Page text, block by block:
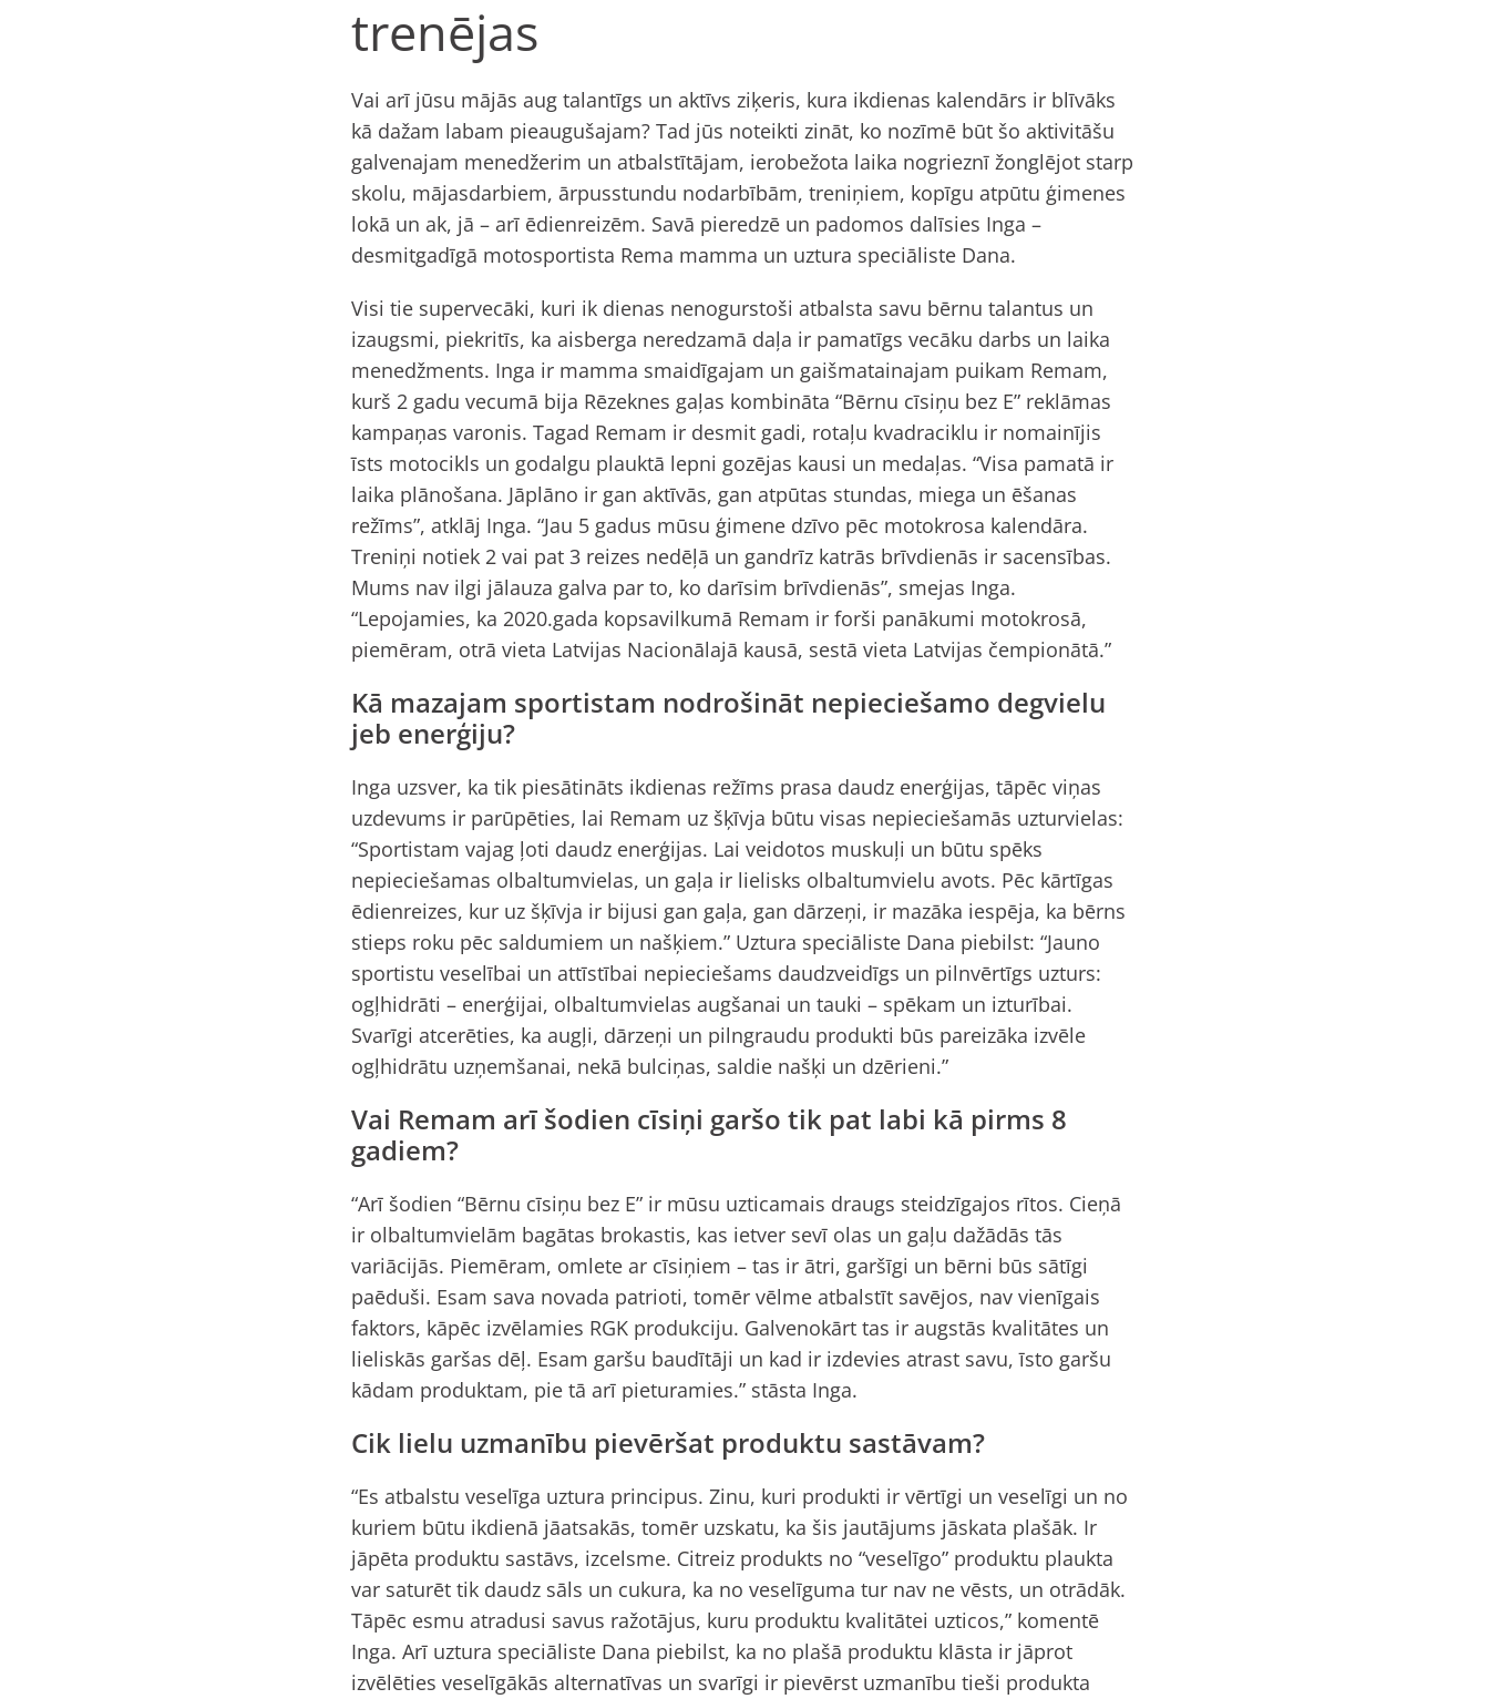
trenējas
Vai arī jūsu mājās aug talantīgs un aktīvs ziķeris, kura ikdienas kalendārs ir blīvāks
kā dažam labam pieaugušajam? Tad jūs noteikti zināt, ko nozīmē būt šo aktivitāšu
galvenajam menedžerim un atbalstītājam, ierobežota laika nogrieznī žonglējot starp
skolu, mājasdarbiem, ārpusstundu nodarbībām, treniņiem, kopīgu atpūtu ģimenes
lokā un ak, jā – arī ēdienreizēm. Savā pieredzē un padomos dalīsies Inga –
desmitgadīgā motosportista Rema mamma un uztura speciāliste Dana.
Visi tie supervecāki, kuri ik dienas nenogurstoši atbalsta savu bērnu talantus un
izaugsmi, piekritīs, ka aisberga neredzamā daļa ir pamatīgs vecāku darbs un laika
menedžments. Inga ir mamma smaidīgajam un gaišmatainajam puikam Remam,
kurš 2 gadu vecumā bija Rēzeknes gaļas kombināta “Bērnu cīsiņu bez E” reklāmas
kampaņas varonis. Tagad Remam ir desmit gadi, rotaļu kvadraciklu ir nomainījis
īsts motocikls un godalgu plauktā lepni gozējas kausi un medaļas. “Visa pamatā ir
laika plānošana. Jāplāno ir gan aktīvās, gan atpūtas stundas, miega un ēšanas
režīms”, atklāj Inga. “Jau 5 gadus mūsu ģimene dzīvo pēc motokrosa kalendāra.
Treniņi notiek 2 vai pat 3 reizes nedēļā un gandrīz katrās brīvdienās ir sacensības.
Mums nav ilgi jālauza galva par to, ko darīsim brīvdienās”, smejas Inga.
“Lepojamies, ka 2020.gada kopsavilkumā Remam ir forši panākumi motokrosā,
piemēram, otrā vieta Latvijas Nacionālajā kausā, sestā vieta Latvijas čempionātā.”
Kā mazajam sportistam nodrošināt nepieciešamo degvielu
jeb enerģiju?
Inga uzsver, ka tik piesātināts ikdienas režīms prasa daudz enerģijas, tāpēc viņas
uzdevums ir parūpēties, lai Remam uz šķīvja būtu visas nepieciešamās uzturvielas:
“Sportistam vajag ļoti daudz enerģijas. Lai veidotos muskuļi un būtu spēks
nepieciešamas olbaltumvielas, un gaļa ir lielisks olbaltumvielu avots. Pēc kārtīgas
ēdienreizes, kur uz šķīvja ir bijusi gan gaļa, gan dārzeņi, ir mazāka iespēja, ka bērns
stieps roku pēc saldumiem un našķiem.” Uztura speciāliste Dana piebilst: “Jauno
sportistu veselībai un attīstībai nepieciešams daudzveidīgs un pilnvērtīgs uzturs:
ogļhidrāti – enerģijai, olbaltumvielas augšanai un tauki – spēkam un izturībai.
Svarīgi atcerēties, ka augļi, dārzeņi un pilngraudu produkti būs pareizāka izvēle
ogļhidrātu uzņemšanai, nekā bulciņas, saldie našķi un dzērieni.”
Vai Remam arī šodien cīsiņi garšo tik pat labi kā pirms 8
gadiem?
“Arī šodien “Bērnu cīsiņu bez E” ir mūsu uzticamais draugs steidzīgajos rītos. Cieņā
ir olbaltumvielām bagātas brokastis, kas ietver sevī olas un gaļu dažādās tās
variācijās. Piemēram, omlete ar cīsiņiem – tas ir ātri, garšīgi un bērni būs sātīgi
paēduši. Esam sava novada patrioti, tomēr vēlme atbalstīt savējos, nav vienīgais
faktors, kāpēc izvēlamies RGK produkciju. Galvenokārt tas ir augstās kvalitātes un
lieliskās garšas dēļ. Esam garšu baudītāji un kad ir izdevies atrast savu, īsto garšu
kādam produktam, pie tā arī pieturamies.” stāsta Inga.
Cik lielu uzmanību pievēršat produktu sastāvam?
“Es atbalstu veselīga uztura principus. Zinu, kuri produkti ir vērtīgi un veselīgi un no
kuriem būtu ikdienā jāatsakās, tomēr uzskatu, ka šis jautājums jāskata plašāk. Ir
jāpēta produktu sastāvs, izcelsme. Citreiz produkts no “veselīgo” produktu plaukta
var saturēt tik daudz sāls un cukura, ka no veselīguma tur nav ne vēsts, un otrādāk.
Tāpēc esmu atradusi savus ražotājus, kuru produktu kvalitātei uzticos,” komentē
Inga. Arī uztura speciāliste Dana piebilst, ka no plašā produktu klāsta ir jāprot
izvēlēties veselīgākās alternatīvas un svarīgi ir pievērst uzmanību tieši produkta